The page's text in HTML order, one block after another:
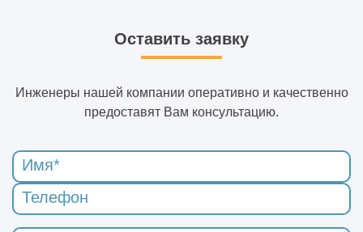
Оставить заявку
Инженеры нашей компании оперативно и качественно
предоставят Вам консультацию.